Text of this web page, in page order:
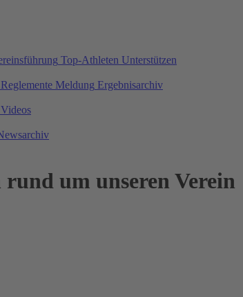
Top-Athleten Unterstützen
Reglemente Meldung Ergebnisarchiv
Videos
um unseren Verein